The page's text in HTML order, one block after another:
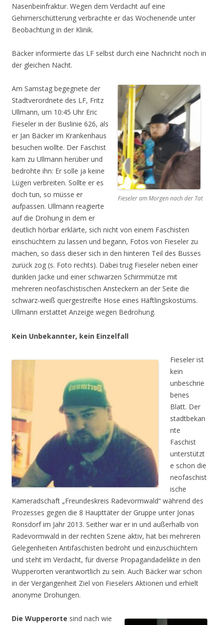
Nasenbeinfraktur. Wegen dem Verdacht auf eine
Gehirnerschütterung verbrachte er das Wochenende unter
Beobachtung in der Klinik.
Bäcker informierte das LF selbst durch eine Nachricht noch in
der gleichen Nacht.
Fieseler am Morgen nach der Tat
Am Samstag begegnete der
Stadtverordnete des LF, Fritz
Ullmann, um 10:45 Uhr Eric
Fieseler in der Buslinie 626, als
er Jan Bäcker im Krankenhaus
besuchen wollte. Der Faschist
kam zu Ullmann herüber und
bedrohte ihn: Er solle ja keine
Lügen verbreiten. Sollte er es
doch tun, so müsse er
aufpassen. Ullmann reagierte
auf die Drohung in dem er
deutlich hörbar erklärte, sich nicht von einem Faschisten
einschüchtern zu lassen und begann, Fotos von Fieseler zu
machen, so dass dieser sich in den hinteren Teil des Busses
zurück zog (s. Foto rechts). Dabei trug Fieseler neben einer
dunklen Jacke und einer schwarzen Schirmmütze mit
mehreren neofaschistischen Ansteckern an der Seite die
schwarz-weiß quergestreifte Hose eines Häftlingskostüms.
Ullmann erstattet Anzeige wegen Bedrohung.
Kein Unbekannter, kein Einzelfall
Fieseler ist
kein
unbeschrie
benes
Blatt. Der
stadtbekan
nte
Faschist
unterstützt
e schon die
neofaschist
ische
Kameradschaft „Freundeskreis Radevormwald“ während des
Prozesses gegen die 8 Haupttäter der Gruppe unter Jonas
Ronsdorf im Jahr 2013. Seither war er in und außerhalb von
Radevormwald in der rechten Szene aktiv, hat bei mehreren
Gelegenheiten Antifaschisten bedroht und einzuschüchtern
und steht im Verdacht, für diverse Propagandadelikte in den
Wupperorten verantwortlich zu sein. Auch Bäcker war schon
in der Vergangenheit Ziel von Fieselers Aktionen und erhielt
anonyme Drohungen.
Die Wupperorte sind nach wie